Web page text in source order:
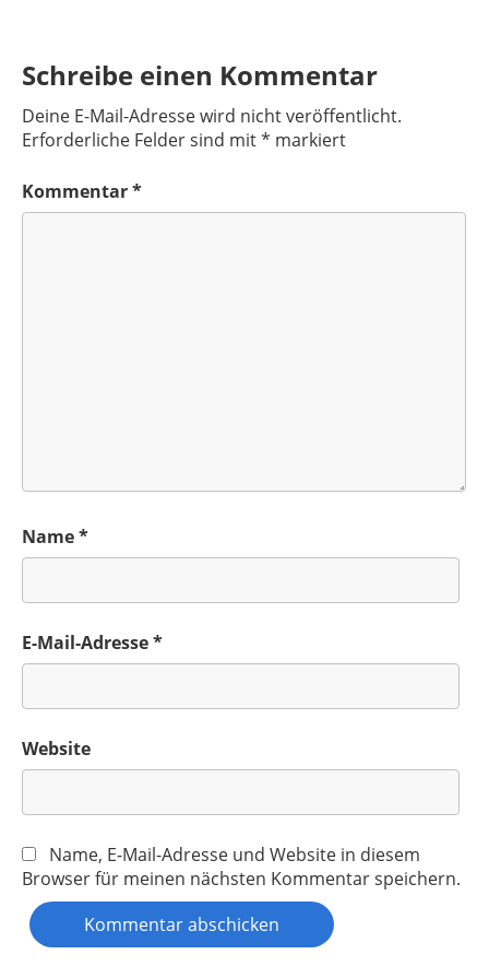
Schreibe einen Kommentar
Deine E-Mail-Adresse wird nicht veröffentlicht.
Erforderliche Felder sind mit* markiert
Kommentar*
Name*
E-Mail-Adresse*
Website
Name, E-Mail-Adresse und Website in diesem
Browser für meinen nächsten Kommentar speichern.